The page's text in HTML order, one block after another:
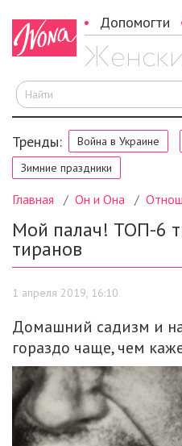
Допомогти
Тренды: Война в Украине
Зимние праздники
Главная Он и Она
Мой палач! ТОП-6
тиранов
1 апреля 2019, 16:10
Домашний садизм и
гораздо чаще, чем